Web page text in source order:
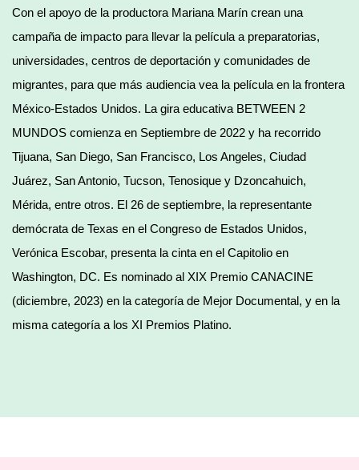
Con el apoyo de la productora Mariana Marín crean una
campaña de impacto para llevar la película a preparatorias,
universidades, centros de deportación y comunidades de
migrantes, para que más audiencia vea la película en la frontera
México-Estados Unidos. La gira educativa BETWEEN 2
MUNDOS comienza en Septiembre de 2022 y ha recorrido
Tijuana, San Diego, San Francisco, Los Angeles, Ciudad
Juárez, San Antonio, Tucson, Tenosique y Dzoncahuich,
Mérida, entre otros. El 26 de septiembre, la representante
demócrata de Texas en el Congreso de Estados Unidos,
Verónica Escobar, presenta la cinta en el Capitolio en
Washington, DC. Es nominado al XIX Premio CANACINE
(diciembre, 2023) en la categoría de Mejor Documental, y en la
misma categoría a los XI Premios Platino.